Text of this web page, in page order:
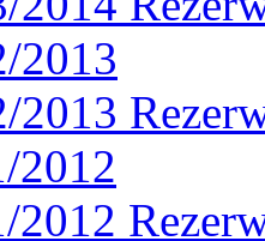
2013
2013
2012
2012